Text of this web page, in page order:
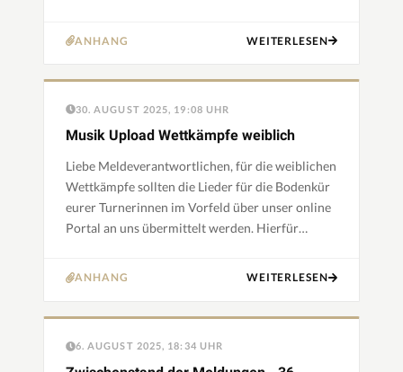
nah und fern, die spanne…
ANHANG WEITERLESEN
30. AUGUST 2025, 19:08 UHR
Musik Upload Wettkämpfe weiblich
Liebe Meldeverantwortlichen, für die weiblichen
Wettkämpfe sollten die Lieder für die Bodenkür
eurer Turnerinnen im Vorfeld über unser online
Portal an uns übermittelt werden. Hierfür
Gymnet einen Link pe…
ANHANG WEITERLESEN
6. AUGUST 2025, 18:34 UHR